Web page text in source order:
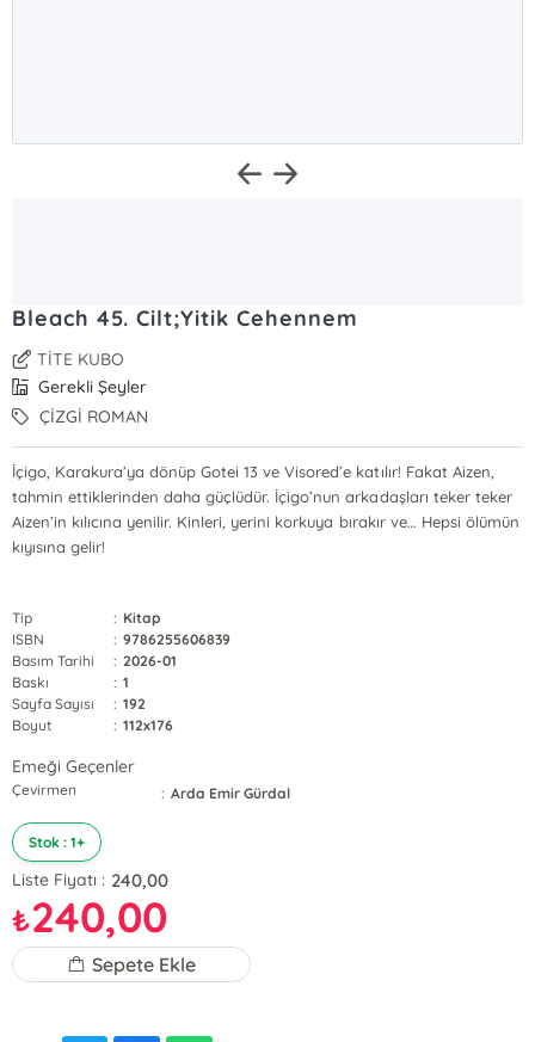
Bleach 45. Cilt;Yitik Cehennem
TİTE KUBO
Gerekli Şeyler
ÇİZGİ ROMAN
İçigo, Karakura’ya dönüp Gotei 13 ve Visored’e katılır! Fakat Aizen,
tahmin ettiklerinden daha güçlüdür. İçigo’nun arkadaşları teker teker
Aizen’in kılıcına yenilir. Kinleri, yerini korkuya bırakır ve… Hepsi ölümün
kıyısına gelir!
Tip : Kitap
ISBN
: 9786255606839
Basım Tarihi
: 2026-01
Baskı
: 1
Sayfa Sayısı
: 192
Boyut
: 112x176
Emeği Geçenler
Çevirmen : Arda Emir Gürdal
Stok : 1+
Liste Fiyatı : 240,00
₺240,00
Sepete Ekle